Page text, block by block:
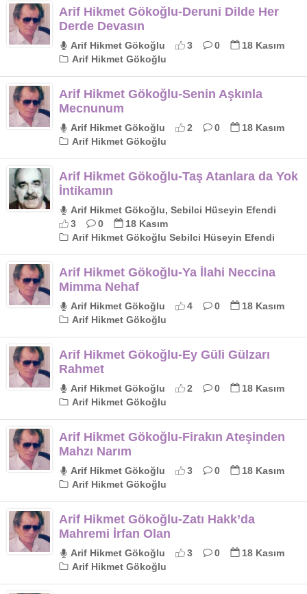
Arif Hikmet Gökoğlu-Deruni Dilde Her
Derde Devasın
Arif Hikmet Gökoğlu 3 0
18 Kasım
Arif Hikmet Gökoğlu
Arif Hikmet Gökoğlu-Senin Aşkınla
Mecnunum
Arif Hikmet Gökoğlu 2 0
18 Kasım
Arif Hikmet Gökoğlu
Arif Hikmet Gökoğlu-Taş Atanlara da Yok
İntikamın
Arif Hikmet Gökoğlu, Sebilci Hüseyin Efendi
3
0
18 Kasım
Arif Hikmet Gökoğlu Sebilci Hüseyin Efendi
Arif Hikmet Gökoğlu-Ya İlahi Neccina
Mimma Nehaf
Arif Hikmet Gökoğlu 4 0
18 Kasım
Arif Hikmet Gökoğlu
Arif Hikmet Gökoğlu-Ey Güli Gülzarı
Rahmet
Arif Hikmet Gökoğlu 2 0
18 Kasım
Arif Hikmet Gökoğlu
Arif Hikmet Gökoğlu-Firakın Ateşinden
Mahzı Narım
Arif Hikmet Gökoğlu 3 0
18 Kasım
Arif Hikmet Gökoğlu
Arif Hikmet Gökoğlu-Zatı Hakk’da
Mahremi İrfan Olan
Arif Hikmet Gökoğlu 3 0
18 Kasım
Arif Hikmet Gökoğlu